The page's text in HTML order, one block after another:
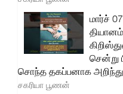
மார்ச்
சென்று
சொந்த தகப்பனாக
சகரியா பூணன்